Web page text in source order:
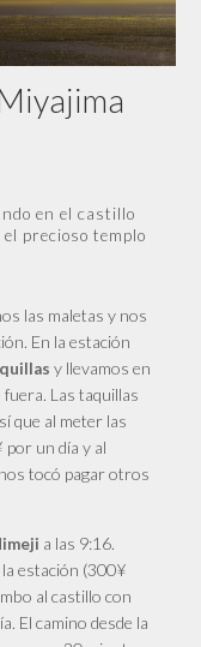
en el castillo
precioso templo
las maletas y nos
En la estación
y llevamos en
Las taquillas
que al meter las
por un día y al
tocó pagar otros
a las 9:16.
estación (300¥
al castillo con
El camino desde la